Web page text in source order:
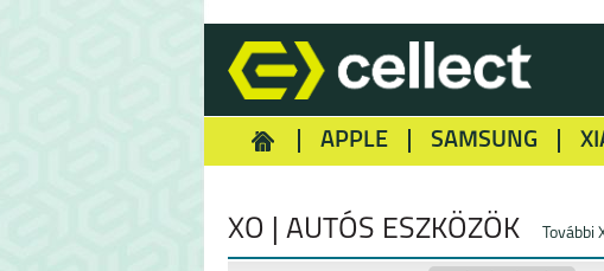
APPLE SAMSUNG
XO | AUTÓS ESZKÖZÖK További